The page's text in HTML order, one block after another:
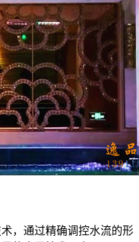
，通过精确调控水流的形